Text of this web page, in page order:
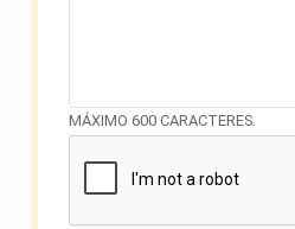
MÁXIMO 600 CARACTERES.